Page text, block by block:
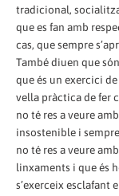
tradicional,
que es fan amb
cas, que sempre
També diuen que
que és un exercici
vella pràctica de fer
no té res a veure
insostenible i
no té res a veure
linxaments i que és
s’exerceix esclafant